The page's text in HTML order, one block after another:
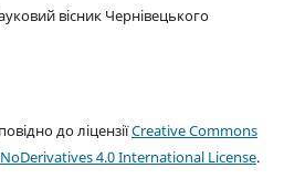
вісник Чернівецького
до ліцензіїCreative Commons
4.0 International License.